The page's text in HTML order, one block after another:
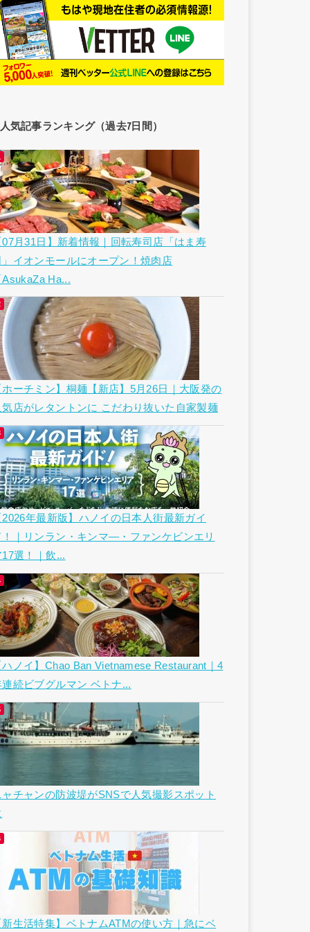
人気記事ランキング（過去7日間）
07月31日】新着情報｜回転寿司店「はま寿
」イオンモールにオープン！焼肉店
AsukaZa Ha...
ホーチミン】桐麺【新店】5月26日｜大阪発の
気店がレタントンに こだわり抜いた自家製麺
2026年最新版】ハノイの日本人街最新ガイ
！｜リンラン・キンマ―・ファンケビンエリ
17選！｜飲...
ハノイ】Chao Ban Vietnamese Restaurant｜4
連続ビブグルマン ベトナ...
ャチャンの防波堤がSNSで人気撮影スポット
新生活特集】ベトナムATMの使い方｜急にベ